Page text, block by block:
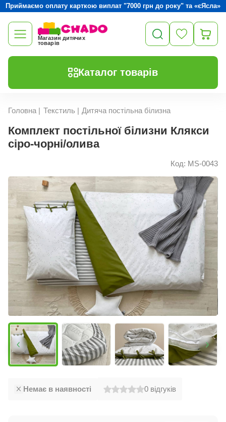
Приймаємо оплату карткою виплат "7000 грн до року" та «єЯсла»
Магазин дитячих
товарів
Каталог товарів
Головна | Текстиль | Дитяча постільна білизна
Комплект постільної білизни Клякси
сіро-чорні/олива
Код: MS-0043
Немає в наявності 0 відгуків